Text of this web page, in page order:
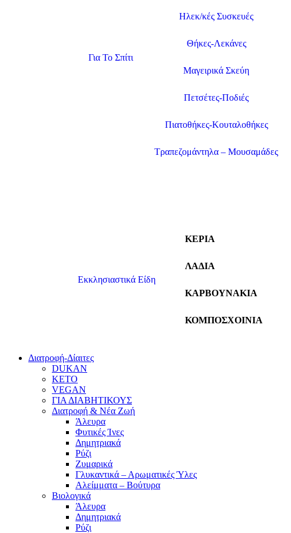
Για Το Σπίτι
Ηλεκ/κές Συσκευές
Θήκες-Λεκάνες
Μαγειρικά Σκεύη
Πετσέτες-Ποδιές
Πιατοθήκες-Κουταλοθήκες
Τραπεζομάντηλα – Μουσαμάδες
Εκκλησιαστικά Είδη
ΚΕΡΙΑ
ΛΑΔΙΑ
ΚΑΡΒΟΥΝΑΚΙΑ
ΚΟΜΠΟΣΧΟΙΝΙΑ
Διατροφή-Δίαιτες
DUKAN
KETO
VEGAN
ΓΙΑ ΔΙΑΒΗΤΙΚΟΥΣ
Διατροφή & Νέα Ζωή
Άλευρα
Φυτικές Ίνες
Δημητριακά
Ρύζι
Ζυμαρικά
Γλυκαντικά – Αρωματικές Ύλες
Αλείμματα – Βούτυρα
Βιολογικά
Άλευρα
Δημητριακά
Ρύζι